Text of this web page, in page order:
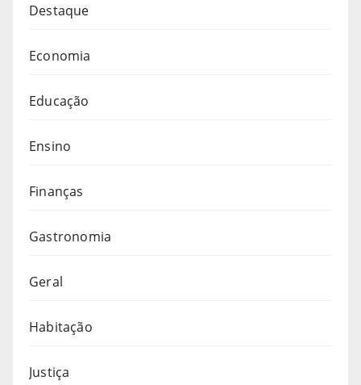
Destaque
Economia
Educação
Ensino
Finanças
Gastronomia
Geral
Habitação
Justiça